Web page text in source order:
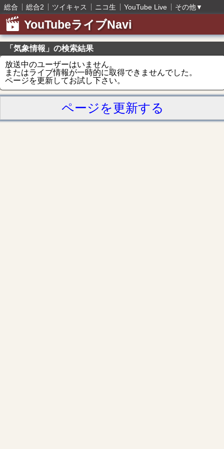
総合 総合2 ツイキャス ニコ生 YouTube Live その他▼
YouTubeライブNavi
「気象情報」の検索結果
放送中のユーザーはいません。
またはライブ情報が一時的に取得できませんでした。
ページを更新してお試し下さい。
ページを更新する